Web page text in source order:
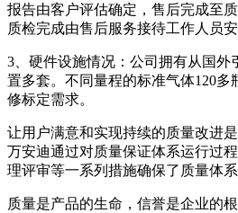
报告由客户评估确定，售后完成至
质检完成由售后服务接待工作人员
3、硬件设施情况：公司拥有从国外
置多套。不同量程的标准气体120多
修标定需求。
让用户满意和实现持续的质量改进
万安迪通过对质量保证体系运行过
理评审等一系列措施确保了质量体系
质量是产品的生命，信誉是企业的